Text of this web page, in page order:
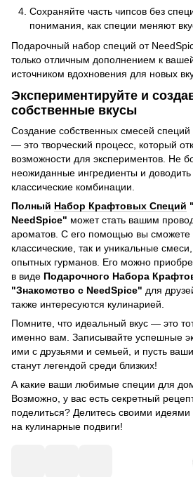
Сохраняйте часть чипсов без
понимания, как специи меняют
Подарочный набор специй от
только отличным дополнением к
источником вдохновения для новых
Экспериментируйте и
собственные вкусы
Создание собственных смесей
— это творческий процесс, который
возможности для экспериментов. Не
неожиданные ингредиенты и
классические комбинации.
Полный Набор Крафтовых Специй
NeedSpice" может стать вашим
ароматов. С его помощью вы сможете
классические, так и уникальные
опытных гурманов. Его можно
в виде Подарочного Набора
"Знакомство с NeedSpice" для
также интересуются кулинарией.
Помните, что идеальный вкус — это
именно вам. Записывайте успешные
ими с друзьями и семьей, и пусть
станут легендой среди близких!
А какие ваши любимые специи для
Возможно, у вас есть секретный
поделиться? Делитесь своими идеями
на кулинарные подвиги!